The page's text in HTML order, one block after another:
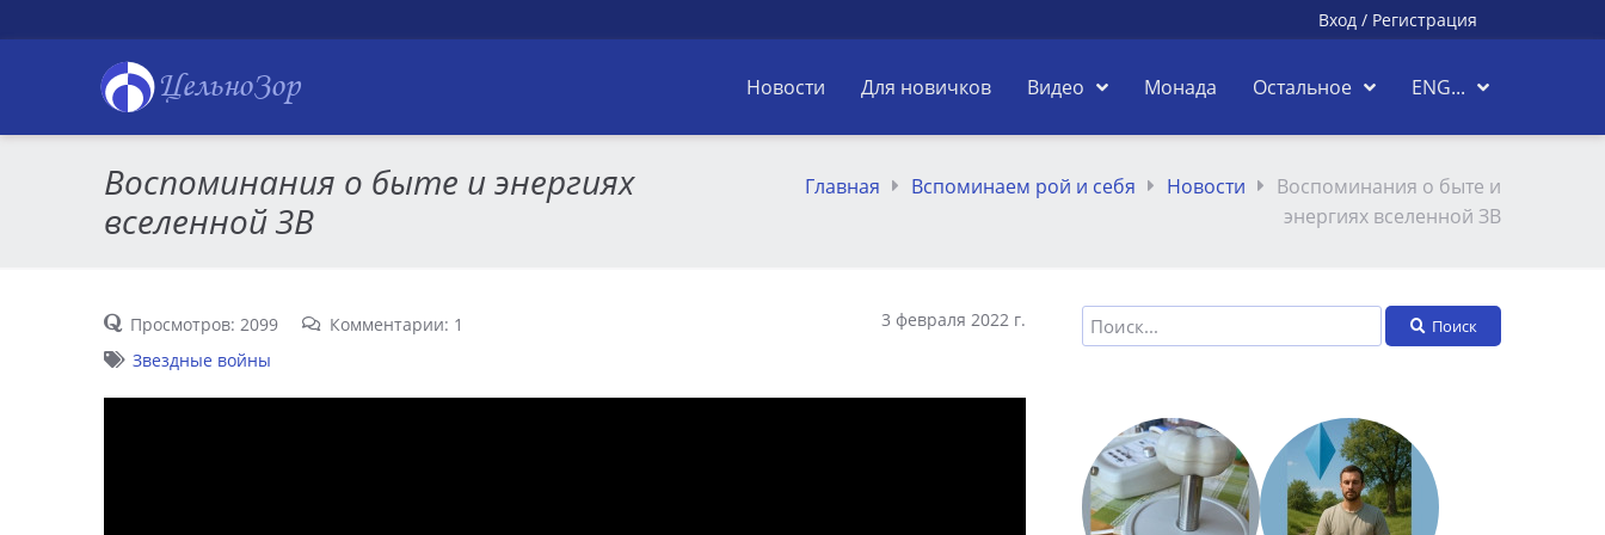
Вход / Регистрация
ЦельноЗор Новости Для новичков Видео Монада Остальное ENG...
Воспоминания о быте и энергиях
вселенной ЗВ
Главная Вспоминаем рой и себя Новости
Воспоминания о быте и
энергиях вселенной ЗВ
Просмотров: 2099 Комментарии: 1
3 февраля 2022 г.
Звездные войны
Поиск